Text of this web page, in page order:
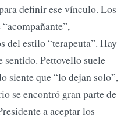
definir ese vínculo. Los
del estilo “terapeuta”. Hay
sentido. Pettovello suele
siente que “lo dejan solo”,
se encontró gran parte de
a aceptar los